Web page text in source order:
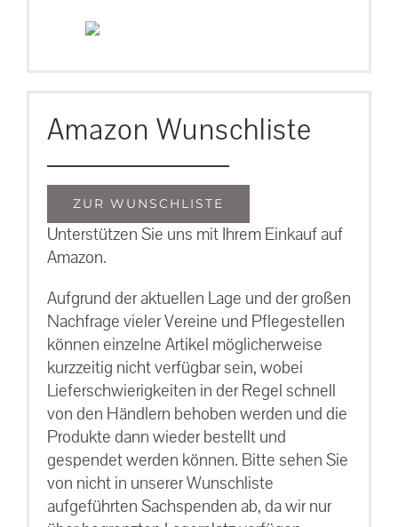
Amazon Wunschliste
ZUR WUNSCHLISTE
Unterstützen Sie uns mit Ihrem Einkauf auf
Amazon.
Aufgrund der aktuellen Lage und der großen
Nachfrage vieler Vereine und Pflegestellen
können einzelne Artikel möglicherweise
kurzzeitig nicht verfügbar sein, wobei
Lieferschwierigkeiten in der Regel schnell
von den Händlern behoben werden und die
Produkte dann wieder bestellt und
gespendet werden können. Bitte sehen Sie
von nicht in unserer Wunschliste
aufgeführten Sachspenden ab, da wir nur